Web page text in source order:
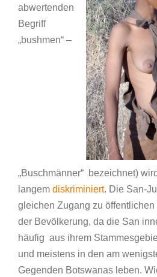
abwertenden
Begriff
„bushmen“ –
„Buschmänner“ bezeichnet)
langem diskriminiert. Die San-
gleichen Zugang zu
der Bevölkerung, da die San
häufig aus ihrem
und meistens in den am
Gegenden Botswanas leben.